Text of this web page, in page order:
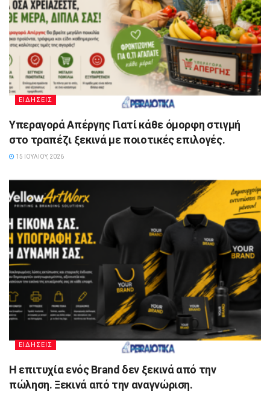
ΕΙΔΗΣΕΙΣ
Υπεραγορά Απέργης Γιατί κάθε όμορφη στιγμή
στο τραπέζι ξεκινά με ποιοτικές επιλογές.
15 ΙΟΥΛΊΟΥ, 2026
ΕΙΔΗΣΕΙΣ
Η επιτυχία ενός Brand δεν ξεκινά από την
πώληση. Ξεκινά από την αναγνώριση.